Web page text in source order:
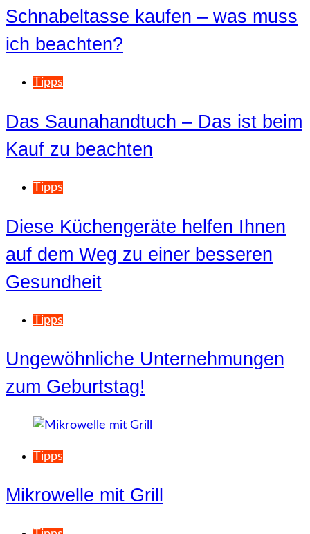
Schnabeltasse kaufen – was muss
ich beachten?
Tipps
Das Saunahandtuch – Das ist beim
Kauf zu beachten
Tipps
Diese Küchengeräte helfen Ihnen
auf dem Weg zu einer besseren
Gesundheit
Tipps
Ungewöhnliche Unternehmungen
zum Geburtstag!
Tipps
Mikrowelle mit Grill